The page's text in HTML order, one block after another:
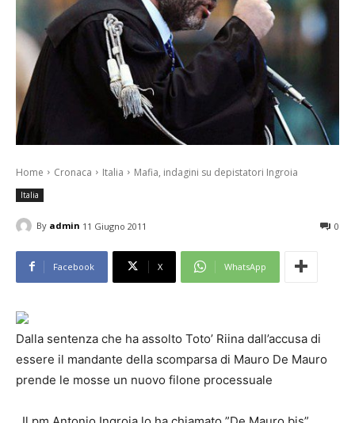
Home Cronaca Italia Mafia, indagini su depistatori Ingroia
Italia
By admin 11 Giugno 2011 0
Facebook X WhatsApp
Dalla sentenza che ha assolto Toto’ Riina dall’accusa di
essere il mandante della scomparsa di Mauro De Mauro
prende le mosse un nuovo filone processuale